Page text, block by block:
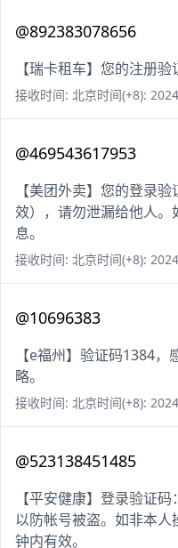
@892383078656
【瑞卡租车】您的注册验
接收时间: 北京时间(+8):
@469543617953
【美团外卖】您的登录
效），请勿泄漏给他人
息。
接收时间: 北京时间(+8):
@10696383
【e福州】验证码1384
略。
接收时间: 北京时间(+8):
@523138451485
【平安健康】登录验证
以防帐号被盗。如非本
钟内有效。